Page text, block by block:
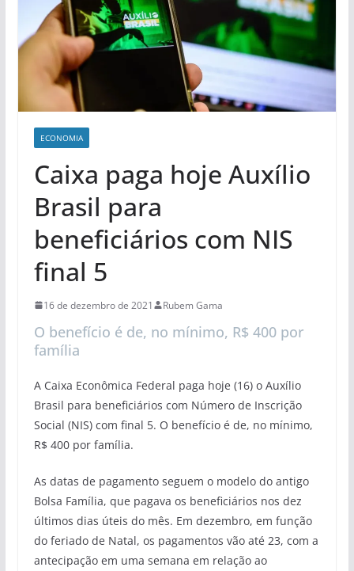
ECONOMIA
Caixa paga hoje Auxílio
Brasil para
beneficiários com NIS
final 5
16 de dezembro de 2021 Rubem Gama
O benefício é de, no mínimo, R$ 400 por
família
A Caixa Econômica Federal paga hoje (16) o Auxílio
Brasil para beneficiários com Número de Inscrição
Social (NIS) com final 5. O benefício é de, no mínimo,
R$ 400 por família.
As datas de pagamento seguem o modelo do antigo
Bolsa Família, que pagava os beneficiários nos dez
últimos dias úteis do mês. Em dezembro, em função
do feriado de Natal, os pagamentos vão até 23, com a
antecipação em uma semana em relação ao